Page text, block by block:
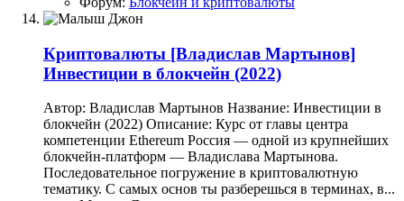
Криптовалюты [Владислав Мартынов]
Инвестиции в блокчейн (2022)
Автор: Владислав Мартынов Название: Инвестиции в
блокчейн (2022) Описание: Курс от главы центра
компетенции Ethereum Россия — одной из крупнейших
блокчейн-платформ — Владислава Мартынова.
Последовательное погружение в криптовалютную
тематику. С самых основ ты разберешься в терминах, в...